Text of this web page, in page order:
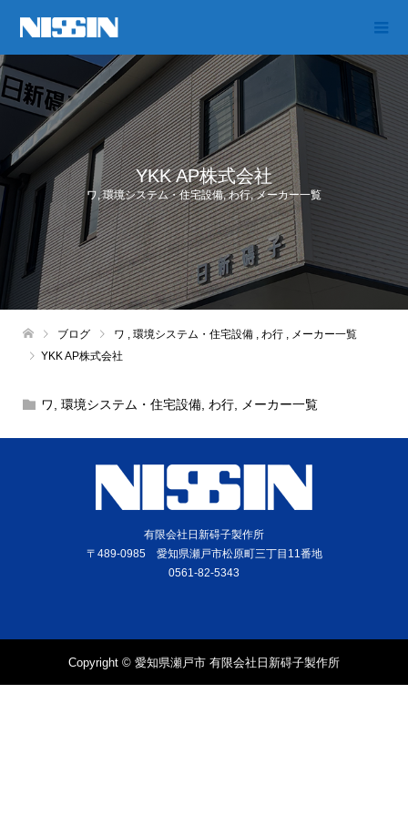
YKK AP株式会社
ワ,環境システム・住宅設備,わ行,メーカー一覧
ブログ ワ 環境システム・住宅設備 わ行
メーカー一覧
YKK AP株式会社
ワ 環境システム・住宅設備, わ行, メーカー一覧
有限会社日新碍子製作所
〒489-0985 愛知県瀬戸市松原町三丁目11番地
0561-82-5343
Copyright © 愛知県瀬戸市 有限会社日新碍子製作所